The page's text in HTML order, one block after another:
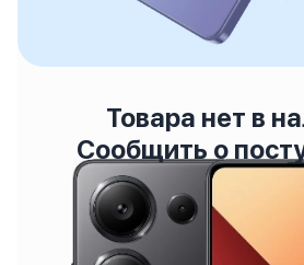
Товара нет в
Сообщить о